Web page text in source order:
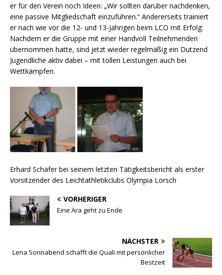
er für den Verein noch Ideen: „Wir sollten darüber nachdenken,
eine passive Mitgliedschaft einzuführen.“ Andererseits trainiert
er nach wie vor die 12- und 13-Jährigen beim LCO mit Erfolg:
Nachdem er die Gruppe mit einer Handvoll Teilnehmenden
übernommen hatte, sind jetzt wieder regelmäßig ein Dutzend
Jugendliche aktiv dabei – mit tollen Leistungen auch bei
Wettkämpfen.
Erhard Schäfer bei seinem letzten Tätigkeitsbericht als erster
Vorsitzender des Leichtathletikclubs Olympia Lorsch
VORHERIGER
Eine Ära geht zu Ende
NÄCHSTER
Lena Sonnabend schafft die Quali mit persönlicher
Bestzeit